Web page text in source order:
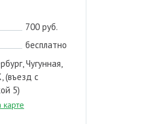
700 руб.
бесплатно
Чугунная,
(въезд с
5)
карте